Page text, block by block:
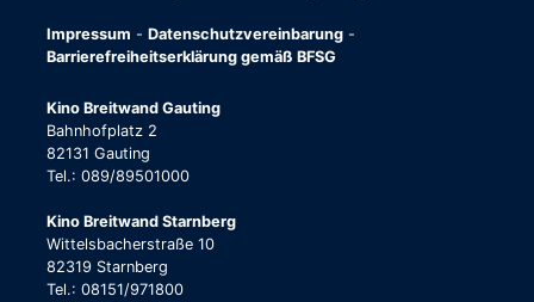
Impressum - Datenschutzvereinbarung -
Barrierefreiheitserklärung gemäß BFSG
Kino Breitwand Gauting
Bahnhofplatz 2
82131 Gauting
Tel.: 089/89501000
Kino Breitwand Starnberg
Wittelsbacherstraße 10
82319 Starnberg
Tel.: 08151/971800